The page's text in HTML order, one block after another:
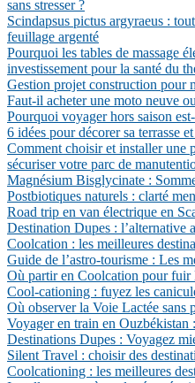
sans stresser ?
Scindapsus pictus argyraeus :
feuillage argenté
Pourquoi les tables de massage
investissement pour la santé du
Gestion projet construction pour
Faut-il acheter une moto neuve
Pourquoi voyager hors saison
6 idées pour décorer sa terrasse
Comment choisir et installer une
sécuriser votre parc de
Magnésium Bisglycinate :
Postbiotiques naturels : clarté
Road trip en van électrique en
Destination Dupes : l’alternative
Coolcation : les meilleures
Guide de l’astro-tourisme : Les
Où partir en Coolcation pour fuir
Cool-cationing : fuyez les
Où observer la Voie Lactée sans
Voyager en train en Ouzbékistan
Destinations Dupes : Voyagez
Silent Travel : choisir des
Coolcationing : les meilleures